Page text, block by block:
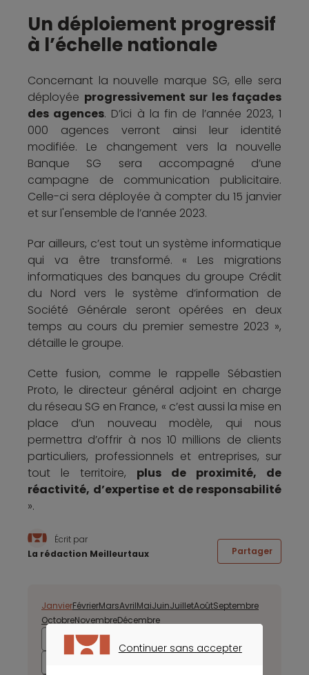
Un déploiement progressif
à l’échelle nationale
Concernant la nouvelle marque SG, elle sera
déployée progressivement sur les façades
des agences. D’ici à la fin de l’année 2023, 1
000 agences verront ainsi leur identité
modifiée. Le changement vers la nouvelle
Banque SG sera accompagné d’une
campagne de communication publicitaire.
Celle-ci sera déployée à compter du 15 janvier
et sur l'ensemble de l’année 2023.
Par ailleurs, c’est tout un système informatique
qui va être transformé. « Les migrations
informatiques des banques du groupe Crédit
du Nord vers le système d’information de
Société Générale seront opérées en deux
temps au cours du premier semestre 2023 »,
détaille le groupe.
Cette fusion, comme le rappelle Sébastien
Proto, le directeur général adjoint en charge
du réseau SG en France, « c’est aussi la mise en
place d’un nouveau modèle, qui nous
permettra d’offrir à nos 10 millions de clients
particuliers, professionnels et entreprises, sur
tout le territoire, plus de proximité, de
réactivité, d’expertise et de responsabilité
».
Écrit par
La rédaction Meilleurtaux
Partager
2025 2024
JanvierFévrierMarsAvrilMaiJuinJuilletAoûtSeptembre
OctobreNovembreDécembre
Continuer sans accepter